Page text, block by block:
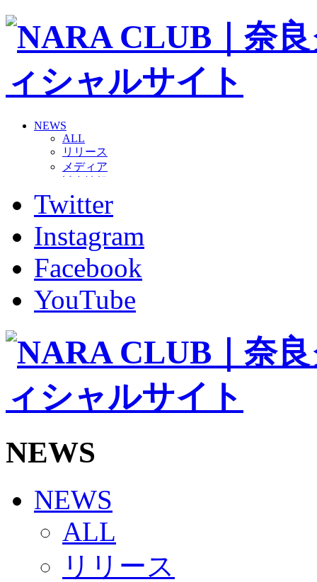
NEWS
ALL
リリース
メディア
グッズ
ファンコミュニティ
ホームタウン
コラム
その他
TEAM
2026/27トップチーム
2026/27トップチームスタッフ
バモス
チアダンススクール
ボランティアチーム「volundeer」
ビクトリーロード
HOMEGAME
観戦ルール＆マナー
Jリーグ運営管理規定
写真・動画使用ガイドライン
SCHEDULE
2026/27
練習見学時のファンサービスについて
TICKET
奈良クラブ明治安田J3リーグ2026/27シーズン試
奈良クラブ明治安田Ｊ3リーグ 2026/27シーズン「
観戦ルール＆マナー
Twitter
Instagram
Facebook
YouTube
NEWS
NEWS
ALL
リリース